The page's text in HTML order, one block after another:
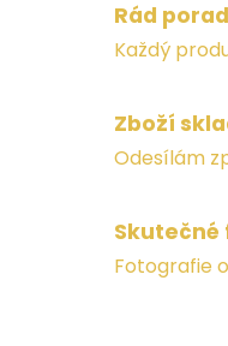
Rád
Každý
Zboží
Odesílám
Fotografie